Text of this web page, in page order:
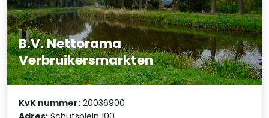
B.V. Nettorama
Verbruikersmarkten
KvK nummer: 20036900